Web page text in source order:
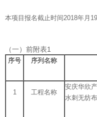
本项目报名截止时间2018年月
（一）前附表1
序号 序列名称
1 工程名称
安庆华欣
水刺无纺布